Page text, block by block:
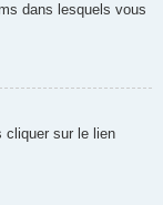
dans lesquels vous
cliquer sur le lien